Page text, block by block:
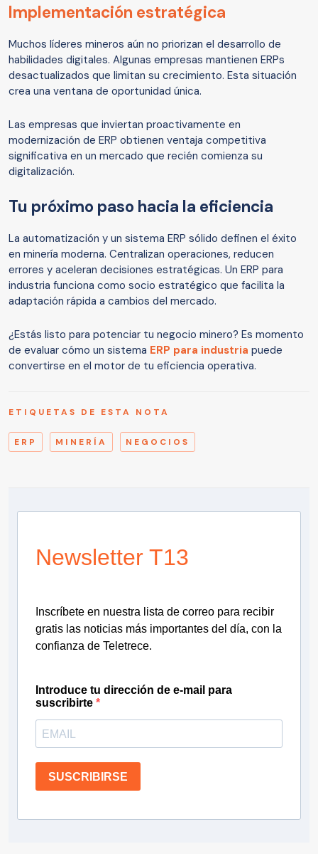
Implementación estratégica
Muchos líderes mineros aún no priorizan el desarrollo de
habilidades digitales. Algunas empresas mantienen ERPs
desactualizados que limitan su crecimiento. Esta situación
crea una ventana de oportunidad única.
Las empresas que inviertan proactivamente en
modernización de ERP obtienen ventaja competitiva
significativa en un mercado que recién comienza su
digitalización.
Tu próximo paso hacia la eficiencia
La automatización y un sistema ERP sólido definen el éxito
en minería moderna. Centralizan operaciones, reducen
errores y aceleran decisiones estratégicas. Un ERP para
industria funciona como socio estratégico que facilita la
adaptación rápida a cambios del mercado.
¿Estás listo para potenciar tu negocio minero? Es momento
de evaluar cómo un sistema ERP para industria puede
convertirse en el motor de tu eficiencia operativa.
ETIQUETAS DE ESTA NOTA
ERP MINERÍA NEGOCIOS
Newsletter T13
Inscríbete en nuestra lista de correo para recibir
gratis las noticias más importantes del día, con la
confianza de Teletrece.
Introduce tu dirección de e-mail para
suscribirte
SUSCRIBIRSE